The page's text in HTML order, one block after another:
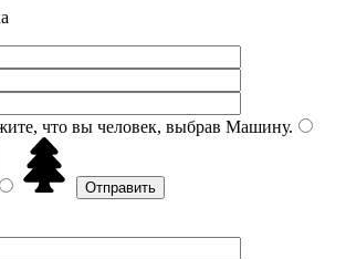
что вы человек, выбрав Машину.